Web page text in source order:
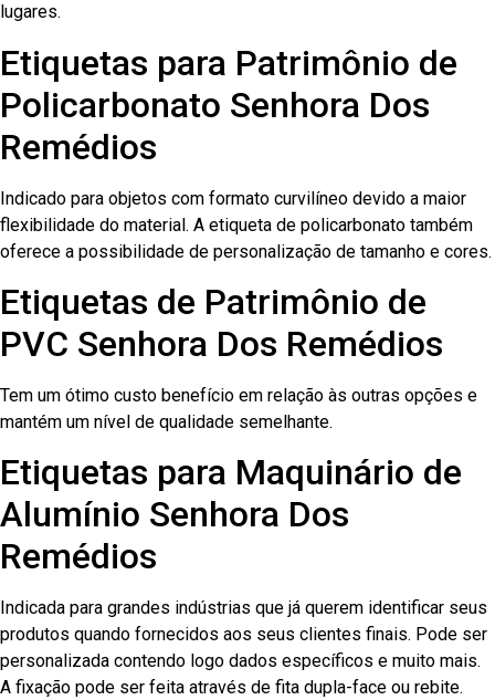
lugares.
Etiquetas para Patrimônio de
Policarbonato Senhora Dos
Remédios
Indicado para objetos com formato curvilíneo devido a maior
flexibilidade do material. A etiqueta de policarbonato também
oferece a possibilidade de personalização de tamanho e cores.
Etiquetas de Patrimônio de
PVC Senhora Dos Remédios
Tem um ótimo custo benefício em relação às outras opções e
mantém um nível de qualidade semelhante.
Etiquetas para Maquinário de
Alumínio Senhora Dos
Remédios
Indicada para grandes indústrias que já querem identificar seus
produtos quando fornecidos aos seus clientes finais. Pode ser
personalizada contendo logo dados específicos e muito mais.
A fixação pode ser feita através de fita dupla-face ou rebite.